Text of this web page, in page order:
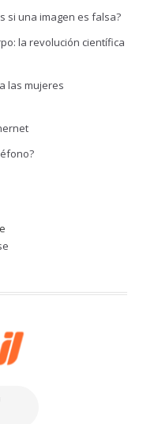
si una imagen es falsa?
la revolución científica
las mujeres